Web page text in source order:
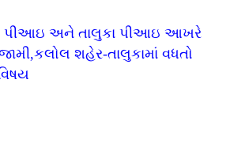
પીઆઇ અને તાલુકા પીઆઇ આખરે
શહેર-તાલુકામાં વધતો